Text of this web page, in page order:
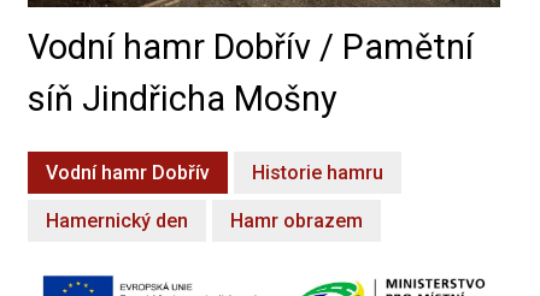
Vodní hamr Dobřív / Pamětní
síň Jindřicha Mošny
Vodní hamr Dobřív Historie hamru
Hamernický den Hamr obrazem